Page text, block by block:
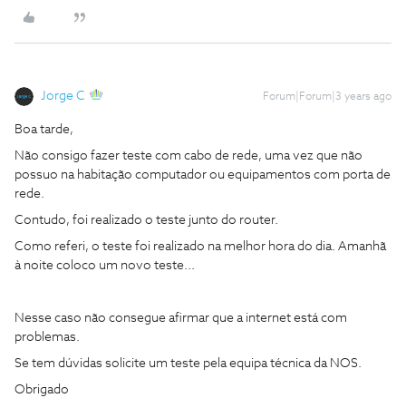
Jorge C Forum|Forum|3 years ago
Boa tarde,
Não consigo fazer teste com cabo de rede, uma vez que não
possuo na habitação computador ou equipamentos com porta de
rede.
Contudo, foi realizado o teste junto do router.
Como referi, o teste foi realizado na melhor hora do dia. Amanhã
à noite coloco um novo teste...
Nesse caso não consegue afirmar que a internet está com
problemas.
Se tem dúvidas solicite um teste pela equipa técnica da NOS.
Obrigado